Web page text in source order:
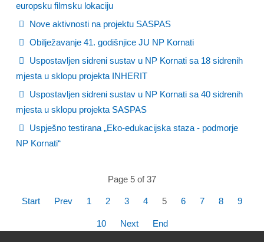
europsku filmsku lokaciju
Nove aktivnosti na projektu SASPAS
Obilježavanje 41. godišnjice JU NP Kornati
Uspostavljen sidreni sustav u NP Kornati sa 18 sidrenih
mjesta u sklopu projekta INHERIT
Uspostavljen sidreni sustav u NP Kornati sa 40 sidrenih
mjesta u sklopu projekta SASPAS
Uspješno testirana „Eko-edukacijska staza - podmorje
NP Kornati“
Page 5 of 37
Start Prev 1 2 3 4 5 6 7 8 9
10 Next End